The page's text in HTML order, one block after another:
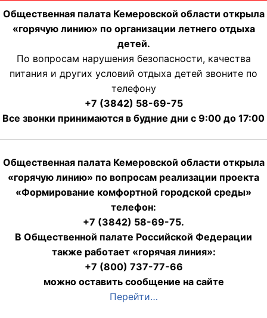
Общественная палата Кемеровской области открыла
«горячую линию» по организации летнего отдыха
детей.
По вопросам нарушения безопасности, качества
питания и других условий отдыха детей звоните по
телефону
+7 (3842) 58-69-75
Все звонки принимаются в будние дни с 9:00 до 17:00
Общественная палата Кемеровской области открыла
«горячую линию» по вопросам реализации проекта
«Формирование комфортной городской среды»
телефон:
+7 (3842) 58-69-75.
В Общественной палате Российской Федерации
также работает «горячая линия»:
+7 (800) 737-77-66
можно оставить сообщение на сайте
Перейти…